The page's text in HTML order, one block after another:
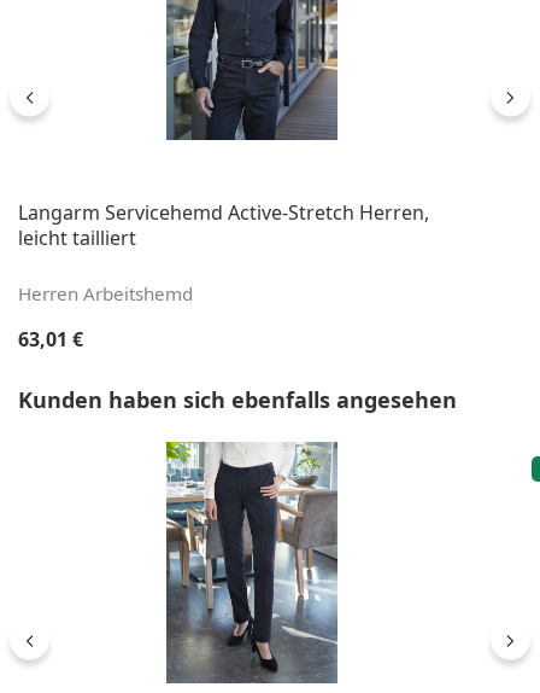
Langarm Servicehemd Active-Stretch Herren,
leicht tailliert
Herren Arbeitshemd
Regulärer Preis:
63,01 €
Produktgalerie überspringen
Kunden haben sich ebenfalls angesehen